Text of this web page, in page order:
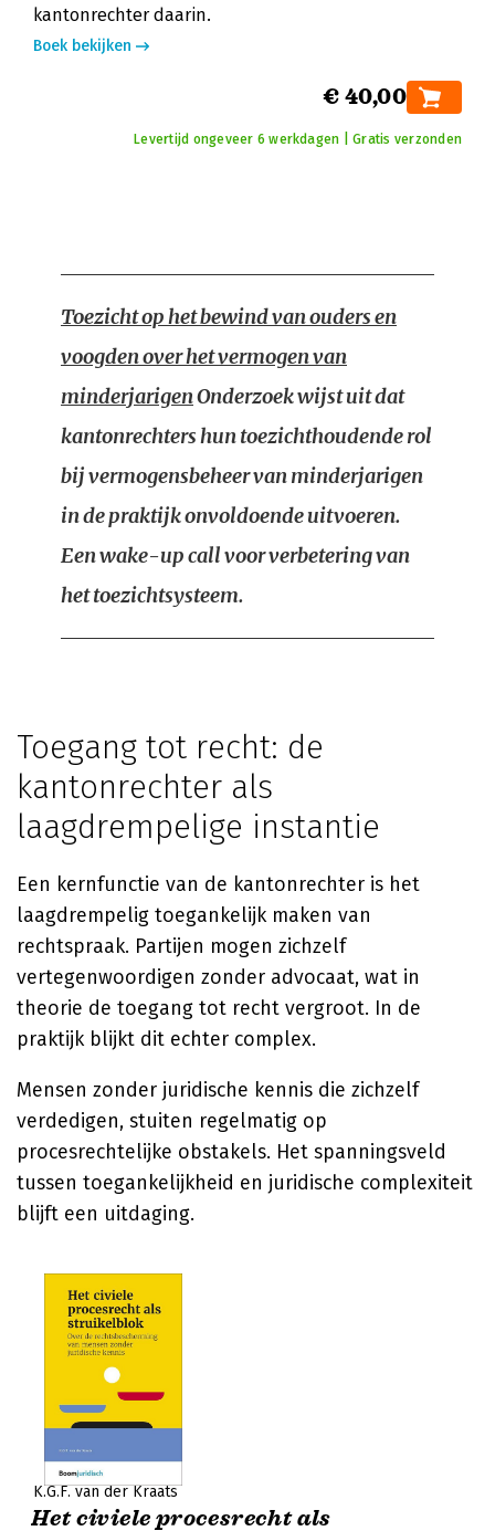
kantonrechter daarin.
Boek bekijken
€ 40,00
Levertijd ongeveer 6 werkdagen | Gratis verzonden
Toezicht op het bewind van ouders en
voogden over het vermogen van
minderjarigenOnderzoek wijst uit dat
kantonrechters hun toezichthoudende rol
bij vermogensbeheer van minderjarigen
in de praktijk onvoldoende uitvoeren.
Een wake-up call voor verbetering van
het toezichtsysteem.
Toegang tot recht: de
kantonrechter als
laagdrempelige instantie
Een kernfunctie van de kantonrechter is het
laagdrempelig toegankelijk maken van
rechtspraak. Partijen mogen zichzelf
vertegenwoordigen zonder advocaat, wat in
theorie de toegang tot recht vergroot. In de
praktijk blijkt dit echter complex.
Mensen zonder juridische kennis die zichzelf
verdedigen, stuiten regelmatig op
procesrechtelijke obstakels. Het spanningsveld
tussen toegankelijkheid en juridische complexiteit
blijft een uitdaging.
K.G.F. van der Kraats
Het civiele procesrecht als